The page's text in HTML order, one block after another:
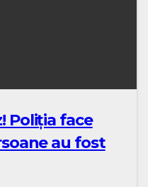
Poliția face
au fost